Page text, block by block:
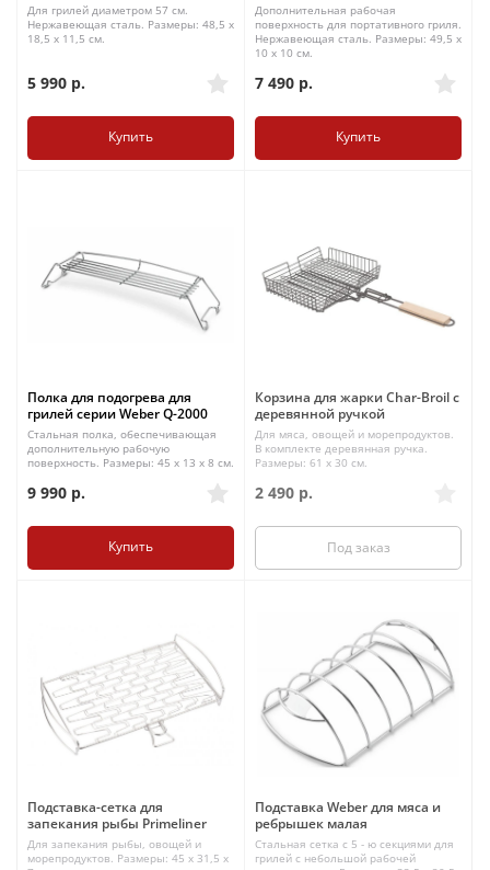
Для грилей диаметром 57 см.
Нержавеющая сталь. Размеры: 48,5 x
18,5 x 11,5 см.
5 990 р.
Купить
Дополнительная рабочая
поверхность для портативного гриля.
Нержавеющая сталь. Размеры: 49,5 x
10 x 10 см.
7 490 р.
Купить
Полка для подогрева для
грилей серии Weber Q-2000
Стальная полка, обеспечивающая
дополнительную рабочую
поверхность. Размеры: 45 x 13 x 8 см.
9 990 р.
Купить
Корзина для жарки Char-Broil с
деревянной ручкой
Для мяса, овощей и морепродуктов.
В комплекте деревянная ручка.
Размеры: 61 x 30 см.
2 490 р.
Под заказ
Подставка-сетка для
запекания рыбы Primeliner
Для запекания рыбы, овощей и
морепродуктов. Размеры: 45 x 31,5 x
Подставка Weber для мяса и
ребрышек малая
Стальная сетка с 5 - ю секциями для
грилей с небольшой рабочей